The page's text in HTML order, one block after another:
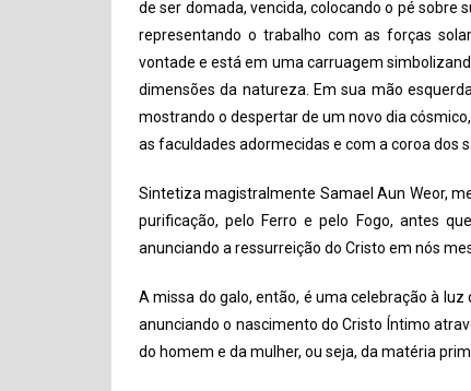
de ser domada, vencida, colocando o pé sobre
representando o trabalho com as forças
vontade e está em uma carruagem
dimensões da natureza. Em sua mão
mostrando o despertar de um novo dia
as faculdades adormecidas e com a coroa dos
Sintetiza magistralmente Samael Aun Weor,
purificação, pelo Ferro e pelo Fogo, antes
anunciando a ressurreição do Cristo em nós
A missa do galo, então, é uma celebração à
anunciando o nascimento do Cristo Íntimo
do homem e da mulher, ou seja, da matéria